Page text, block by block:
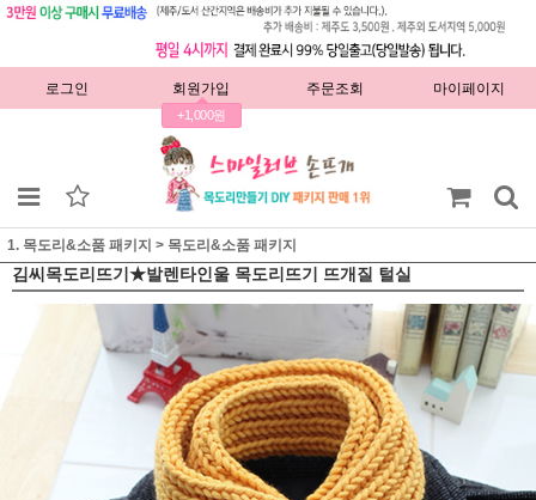
로그인 회원가입
+1,000원
주문조회 마이페이지
1. 목도리&소품 패키지 > 목도리&소품 패키지
김씨목도리뜨기★발렌타인울 목도리뜨기 뜨개질 털실